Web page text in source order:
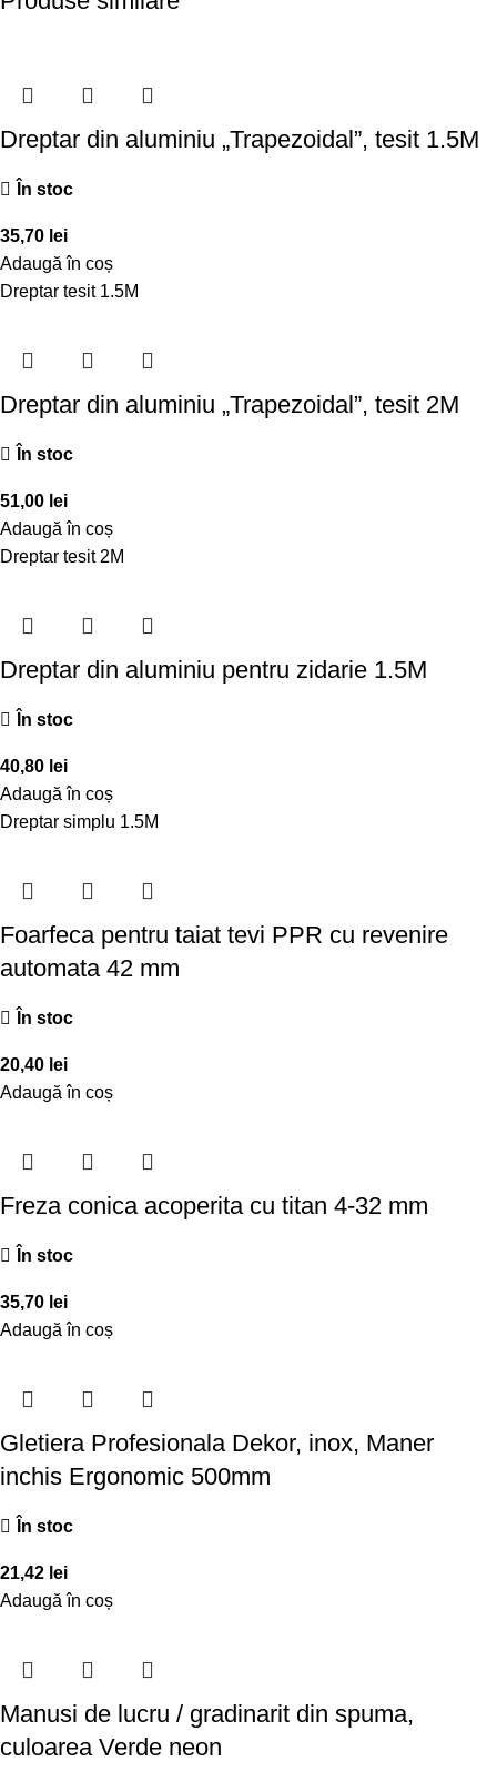
Dreptar din aluminiu „Trapezoidal”, tesit 1.5M
În stoc
35,70 lei
Adaugă în coș
Dreptar tesit 1.5M
Dreptar din aluminiu „Trapezoidal”, tesit 2M
În stoc
51,00 lei
Adaugă în coș
Dreptar tesit 2M
Dreptar din aluminiu pentru zidarie 1.5M
În stoc
40,80 lei
Adaugă în coș
Dreptar simplu 1.5M
Foarfeca pentru taiat tevi PPR cu revenire
automata 42 mm
În stoc
20,40 lei
Adaugă în coș
Freza conica acoperita cu titan 4-32 mm
În stoc
35,70 lei
Adaugă în coș
Gletiera Profesionala Dekor, inox, Maner
inchis Ergonomic 500mm
În stoc
21,42 lei
Adaugă în coș
Manusi de lucru / gradinarit din spuma,
culoarea Verde neon